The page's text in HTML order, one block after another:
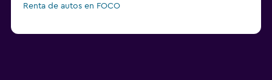
Renta de autos en FOCO